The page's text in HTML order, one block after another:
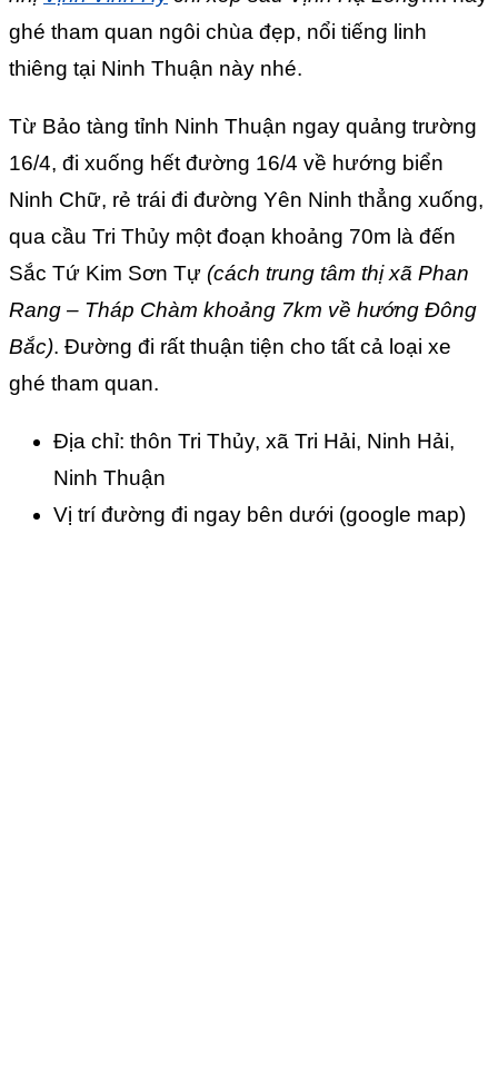
ghé tham quan ngôi chùa đẹp, nổi tiếng linh
thiêng tại Ninh Thuận này nhé.
Từ Bảo tàng tỉnh Ninh Thuận ngay quảng trường
16/4, đi xuống hết đường 16/4 về hướng biển
Ninh Chữ, rẻ trái đi đường Yên Ninh thẳng xuống,
qua cầu Tri Thủy một đoạn khoảng 70m là đến
Sắc Tứ Kim Sơn Tự (cách trung tâm thị xã Phan
Rang – Tháp Chàm khoảng 7km về hướng Đông
Bắc). Đường đi rất thuận tiện cho tất cả loại xe
ghé tham quan.
Địa chỉ: thôn Tri Thủy, xã Tri Hải, Ninh Hải,
Ninh Thuận
Vị trí đường đi ngay bên dưới (google map)